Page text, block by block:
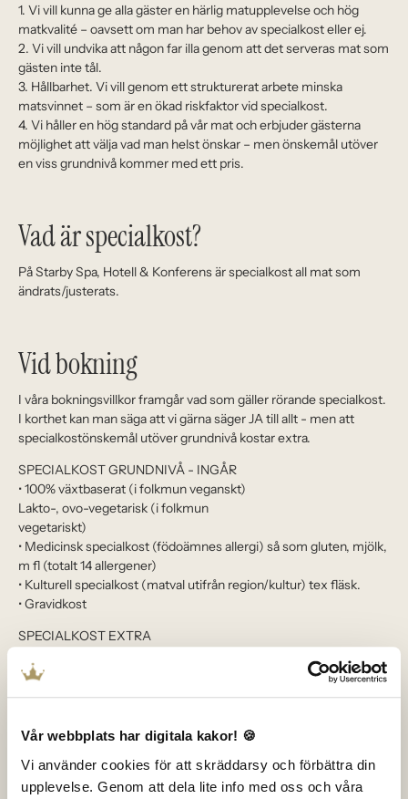
Vår webbplats har digitala kakor! 🍪
Vi använder cookies för att skräddarsy och förbättra din
upplevelse. Genom att dela lite info med oss och våra
1. Vi vill kunna ge alla gäster en härlig matupplevelse och hög
matkvalité – oavsett om man har behov av specialkost eller ej.
2. Vi vill undvika att någon far illa genom att det serveras mat som
gästen inte tål.
3. Hållbarhet. Vi vill genom ett strukturerat arbete minska
matsvinnet – som är en ökad riskfaktor vid specialkost.
4. Vi håller en hög standard på vår mat och erbjuder gästerna
möjlighet att välja vad man helst önskar – men önskemål utöver
en viss grundnivå kommer med ett pris.
Vad är specialkost?
På Starby Spa, Hotell & Konferens är specialkost all mat som
ändrats/justerats.
Vid bokning
I våra bokningsvillkor framgår vad som gäller rörande specialkost.
I korthet kan man säga att vi gärna säger JA till allt - men att
specialkostönskemål utöver grundnivå kostar extra.
SPECIALKOST GRUNDNIVÅ - INGÅR
• 100% växtbaserat (i folkmun veganskt)
Lakto-, ovo-vegetarisk (i folkmun
vegetariskt)
• Medicinsk specialkost (födoämnes allergi) så som gluten, mjölk,
m fl (totalt 14 allergener)
• Kulturell specialkost (matval utifrån region/kultur) tex fläsk.
• Gravidkost
SPECIALKOST EXTRA
+25% av menypriset.
• Allergier utöver 14 allergener (om det krävs)
• Komplicerade allergier som lök och multiallergier